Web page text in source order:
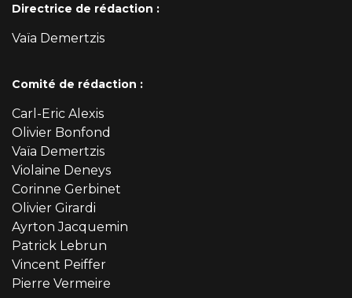
Directrice de rédaction :
Vaïa Demertzis
Comité de rédaction :
Carl-Eric Alexis
Olivier Bonfond
Vaïa Demertzis
Violaine Deneys
Corinne Gerbinet
Olivier Girardi
Ayrton Jacquemin
Patrick Lebrun
Vincent Peiffer
Pierre Vermeire